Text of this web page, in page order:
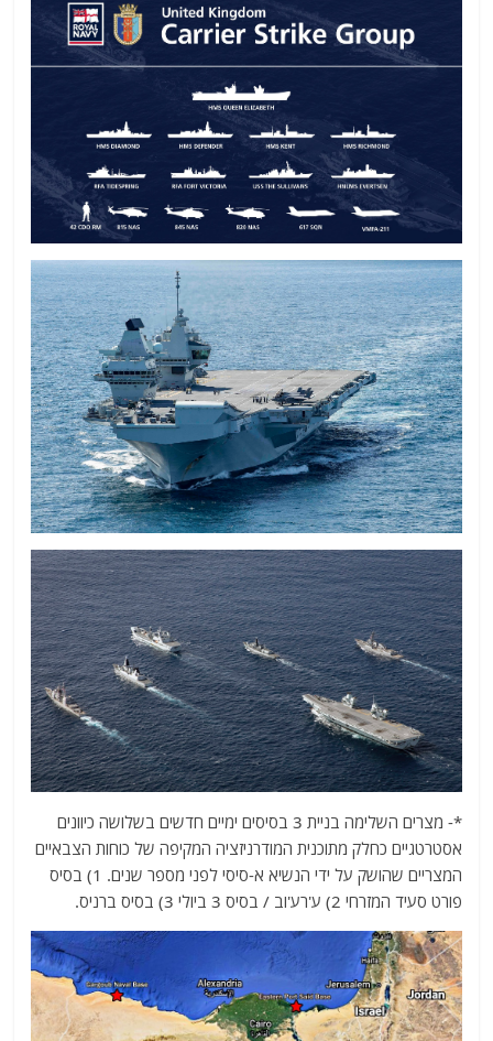
p
p
m
o
o
k
*- מצרים השלימה בניית 3 בסיסים ימיים חדשים בשלושה כיוונים
אסטרטגיים כחלק מתוכנית המודרניזציה המקיפה של כוחות הצבאיים
המצריים שהושק על ידי הנשיא א-סיסי לפני מספר שנים. 1) בסיס
פורט סעיד המזרחי 2) ע'רע'וב / בסיס 3 ביולי 3) בסיס ברניס.